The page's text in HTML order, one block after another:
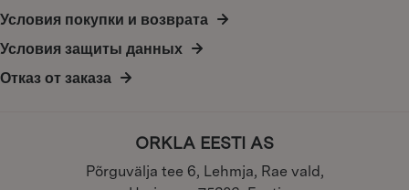
Условия покупки и возврата
Условия защиты данных
Отказ от заказа
ORKLA EESTI AS
Põrguvälja tee 6, Lehmja, Rae vald,